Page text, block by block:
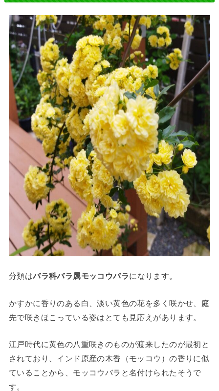
分類はバラ科バラ属モッコウバラになります。
かすかに香りのある白、淡い黄色の花を多く咲かせ、庭
先で咲きほこっている姿はとても見応えがあります。
江戸時代に黄色の八重咲きのものが渡来したのが最初と
されており、インド原産の木香（モッコウ）の香りに似
ていることから、モッコウバラと名付けられたそうで
す。